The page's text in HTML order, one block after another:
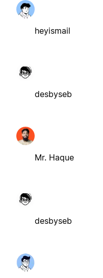
heyismail
desbyseb
Mr. Haque
desbyseb